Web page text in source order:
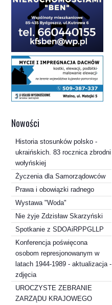
Nowości
Historia stosunków polsko -
ukraińskich. 83 rocznica zbrodni
wołyńskiej
Życzenia dla Samorządowców
Prawa i obowiązki radnego
Wystawa "Woda"
Nie żyje Zdzisław Skarzyński
Spotkanie z SDOAiRPPGLLP
Konferencja poświęcona
osobom represjonowanym w
latach 1944-1989 - aktualizacja -
zdjęcia
UROCZYSTE ZEBRANIE
ZARZĄDU KRAJOWEGO